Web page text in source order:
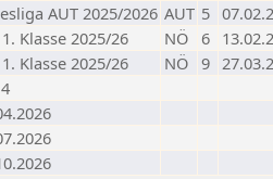
AUT 2025/2026 AUT 5
Klasse 2025/26 NÖ 6
Klasse 2025/26 NÖ 9